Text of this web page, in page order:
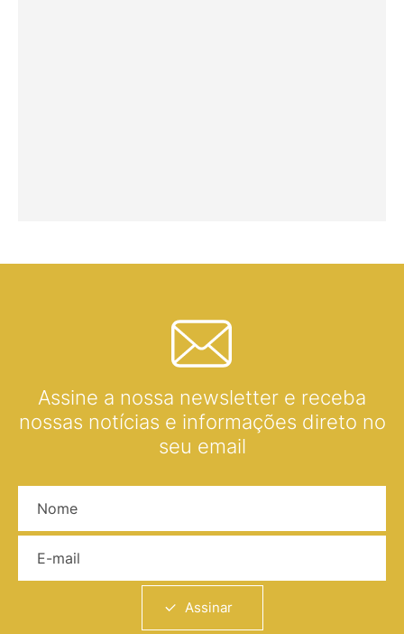
Assine a nossa newsletter e receba
nossas notícias e informações direto no
seu email
Assinar